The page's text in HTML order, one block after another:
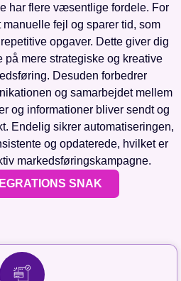
har flere væsentlige fordele. For
fejl og sparer tid, som
opgaver. Dette giver dig
på mere strategiske og kreative
Desuden forbedrer
og samarbejdet mellem
og informationer bliver sendt og
Endelig sikrer automatiseringen,
og opdaterede, hvilket er
markedsføringskampagne.
SNAK